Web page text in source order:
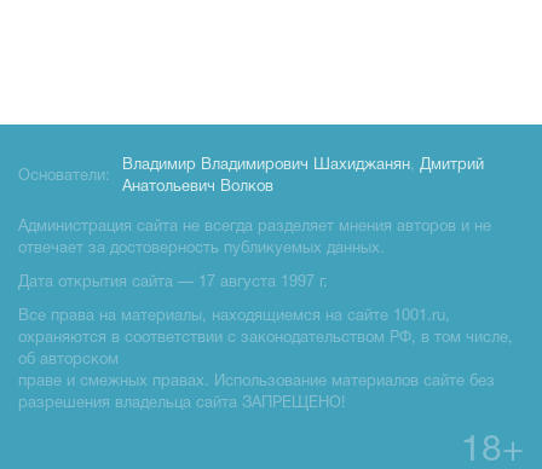
Основатели:
Владимир Владимирович Шахиджанян, Дмитрий
Анатольевич Волков
Администрация сайта не всегда разделяет мнения авторов и не
отвечает за достоверность публикуемых данных.
Дата открытия сайта — 17 августа 1997 г.
Все права на материалы, находящиемся на сайте 1001.ru,
охраняются в соответствии с законодательством РФ, в том числе,
об авторском
праве и смежных правах. Использование материалов сайте без
разрешения владельца сайта ЗАПРЕЩЕНО!
18+